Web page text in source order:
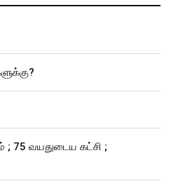
; 75 வயதுடைய கட்சி ;